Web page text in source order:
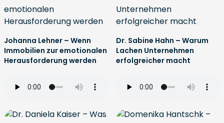
Johanna Lehner – Wenn
Immobilien zur emotionalen
Herausforderung werden
Dr. Sabine Hahn – Warum
Lachen Unternehmen
erfolgreicher macht